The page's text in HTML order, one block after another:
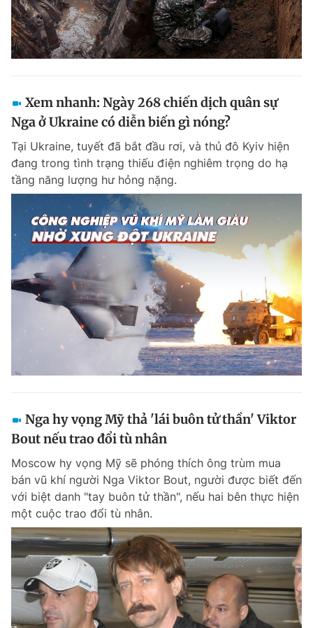
Xem nhanh: Ngày 268 chiến dịch quân sự
Nga ở Ukraine có diễn biến gì nóng?
Tại Ukraine, tuyết đã bắt đầu rơi, và thủ đô Kyiv hiện
đang trong tình trạng thiếu điện nghiêm trọng do hạ
tầng năng lượng hư hỏng nặng.
Nga hy vọng Mỹ thả 'lái buôn tử thần' Viktor
Bout nếu trao đổi tù nhân
Moscow hy vọng Mỹ sẽ phóng thích ông trùm mua
bán vũ khí người Nga Viktor Bout, người được biết đến
với biệt danh "tay buôn tử thần", nếu hai bên thực hiện
một cuộc trao đổi tù nhân.